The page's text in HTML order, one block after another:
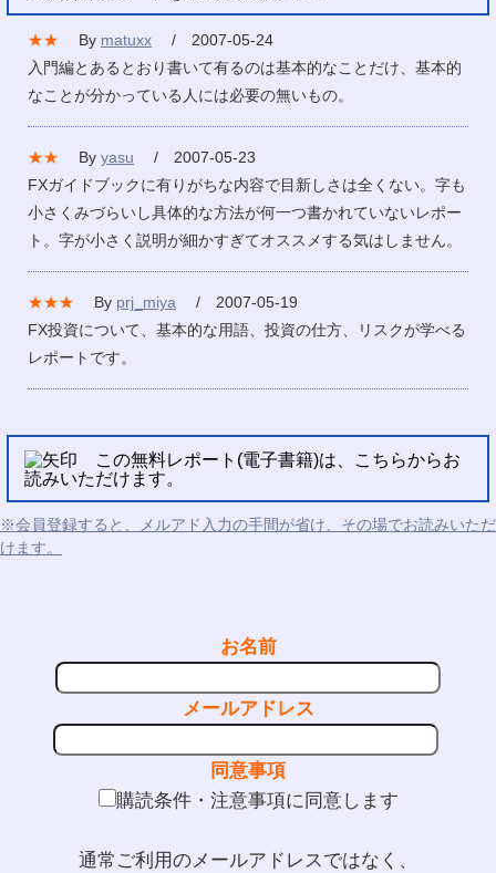
★★ By matuxx
/ 2007-05-24
入門編とあるとおり書いて有るのは基本的なことだけ、基本的
なことが分かっている人には必要の無いもの。
★★ By yasu
/ 2007-05-23
FXガイドブックに有りがちな内容で目新しさは全くない。字も
小さくみづらいし具体的な方法が何一つ書かれていないレポー
ト。字が小さく説明が細かすぎてオススメする気はしません。
★★★ By prj_miya
/ 2007-05-19
FX投資について、基本的な用語、投資の仕方、リスクが学べる
レポートです。
この無料レポート(電子書籍)は、こちらからお
読みいただけます。
※会員登録すると、メルアド入力の手間が省け、その場でお読みいただ
けます。
お名前
メールアドレス
同意事項
購読条件・注意事項に同意します
通常ご利用のメールアドレスではなく、